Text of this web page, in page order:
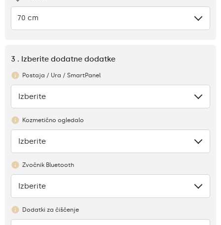
70 cm
3 . Izberite dodatne dodatke
Postaja / Ura / SmartPanel
Ni
Izberite
Kozmetično ogledalo
Ni
Izberite
Zvočnik Bluetooth
Ni
Izberite
Dodatki za čiščenje